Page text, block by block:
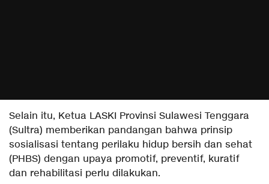
Selain itu, Ketua LASKI Provinsi Sulawesi Tenggara
(Sultra) memberikan pandangan bahwa prinsip
sosialisasi tentang perilaku hidup bersih dan sehat
(PHBS) dengan upaya promotif, preventif, kuratif
dan rehabilitasi perlu dilakukan.